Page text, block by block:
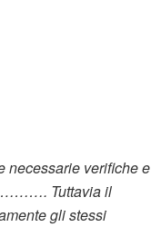
necessarie verifiche e
Tuttavia il
gli stessi